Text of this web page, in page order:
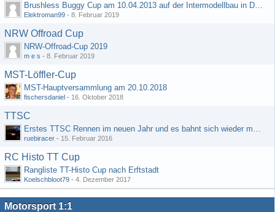
Brushless Buggy Cup am 10.04.2013 auf der Intermodellbau in Dortmund
Elektroman99 - 8. Februar 2019
NRW Offroad Cup
NRW-Offroad-Cup 2019
m e s - 8. Februar 2019
MST-Löffler-Cup
MST-Hauptversammlung am 20.10.2018
fischersdaniel - 16. Oktober 2018
TTSC
Erstes TTSC Rennen im neuen Jahr und es bahnt sich wieder mal eine Rekordteilnehmerzahl an
ruebiracer - 15. Februar 2016
RC Histo TT Cup
Rangliste TT-Histo Cup nach Erftstadt
Koelschbloot79 - 4. Dezember 2017
Motorsport 1:1